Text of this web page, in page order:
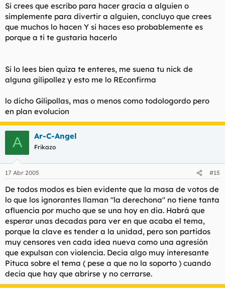
Pero por ser domingo en vez de reporteros normales ha
tendo que ir Jorge ÇJavier y a cambio de respuestas, se los
follaba
UNO a UNO
menuda maquina el gordito
ja, ja... recuerdame que te tire cacahuetes.
Eres un cachondo, tío, me parto.
Si crees que escribo para hacer gracia a alguien o
simplemente para divertir a alguien, concluyo que crees
que muchos lo hacen Y si haces eso probablemente es
porque a ti te gustaria hacerlo
Si lo lees bien quiza te enteres, me suena tu nick de
alguna gilipollez y esto me lo REconfirma
lo dicho Gilipollas, mas o menos como todologordo pero
en plan evolucion
A Ar-C-Angel
Frikazo
17 Abr 2005 #15
De todos modos es bien evidente que la masa de votos de
lo que los ignorantes llaman "la derechona" no tiene tanta
afluencia por mucho que se una hoy en dia. Habrá que
esperar unas decadas para ver en que acaba el tema,
porque la clave es tender a la unidad, pero son partidos
muy censores ven cada idea nueva como una agresión
que expulsan con violencia. Decia algo muy interesante
Pituca sobre el tema ( pese a que no la soporto ) cuando
decia que hay que abrirse y no cerrarse.